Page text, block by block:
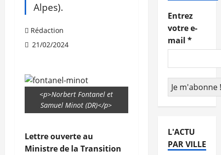
Alpes).
Rédaction
21/02/2024
<p>Norbert Fontanel et
Samuel Minot (DR)</p>
Lettre ouverte au
Ministre de la Transition
Entrez
votre e-
mail *
L'ACTU
PAR VILLE